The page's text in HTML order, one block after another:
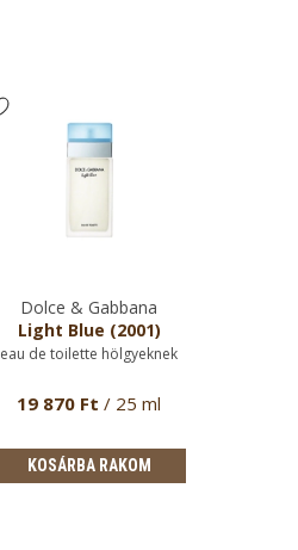
Dolce & Gabbana
Light Blue (2001)
eau de toilette hölgyeknek
19 870 Ft / 25 ml
KOSÁRBA RAKOM